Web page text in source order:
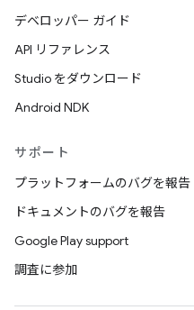
デベロッパー ガイド
API リファレンス
Studio をダウンロード
Android NDK
サポート
プラットフォームのバグを報告
ドキュメントのバグを報告
Google Play support
調査に参加